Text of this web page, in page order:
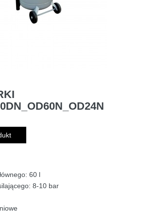
60 l
8-10 bar